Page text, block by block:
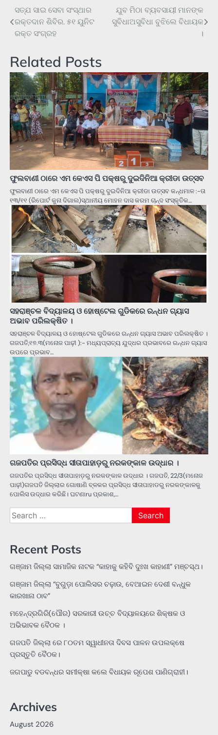
Post
navigation
ସତ୍ଯ ସାଇ ସେବା ସଂସ୍ଥାର
ରକ୍ତଦାନ ଶିବିର. ୫୧ ୟୁନିଟ
ରକ୍ତ ସଂଗ୍ରହ
ଯୁବ ମିଠା ବ୍ୟବସାୟୀ ମାନଙ୍କ
ସୁବିଧାଅସୁବିଧା ବୁଝିଲେ ବିଧାୟକ
।
Related Posts
ଫୁଲବାଣୀ ଠାରେ ଏମ କେଏସ ପି ପକ୍ଷରୁ ଦୁଇଦିନିଆ କ୍ରୀଡା ଉତ୍ସବ
ଫୁଲବାଣୀ ଠାରେ ଏମ କେଏସ ପି ପକ୍ଷରୁ ଦୁଇଦିନିଆ କ୍ରୀଡା ଉତ୍ସବ କନ୍ଧମାଳ :-ତା
୧୩/୧୧ (ରିପୋର୍ଟ କୁନା ଦିଗାଲ)ସ୍ଥାନୀୟ ମୋହନ ଦାସ କରମ ଚାନ୍ଦ ସଂସ୍କୃତିକ…
ସହରାଞ୍ଚଳ ବିଦ୍ୟାଳୟ ଓ ହୋଷ୍ଟେଲ ଗୁଡିକରେ ରନ୍ଧନ ଗ୍ୟାସ
ଅଭାବ ପରିଲକ୍ଷିତ ।
ସହରାଞ୍ଚଳ ବିଦ୍ୟାଳୟ ଓ ହୋଷ୍ଟେଲ ଗୁଡିକରେ ରନ୍ଧନ ଗ୍ୟାସ ଅଭାବ ପରିଲକ୍ଷିତ ।
ଗଜପତି,୧୭.୩(ମନୋଜ ପାଢ଼ୀ ):- ମଧ୍ୟପ୍ରାଚ୍ୟ ଯୁଦ୍ଧର ପ୍ରଭାବରେ ରନ୍ଧନ ଗ୍ୟାସ
ଉପରେ ପ୍ରଭାବ…
ଗଜପତିର ପ୍ରସିଦ୍ଧ ସୀତାପାହାଡ଼ରୁ ନରକଙ୍କାଳ ଉଦ୍ଧାର ।
ଗଜପତିର ପ୍ରସିଦ୍ଧ ସୀତାପାହାଡ଼ରୁ ନରକଙ୍କାଳ ଉଦ୍ଧାର । ଗଜପତି, 22/3(ମନୋଜ
ପାଢ଼ୀ)ଗଜପତି ଜିଲ୍ଲାର ଗୋଷାଣି ବ୍ଳକର ପ୍ରସିଦ୍ଧ ସୀତାପାହାଡରୁ ନରକଙ୍କାଳକୁ
ପୋଲିସ ଉଦ୍ଧାର କରିଛି। ଘଟଣାru ପ୍ରକାଶ,…
Search
for:
Recent Posts
ଗଞ୍ଜାମ ଜିଲ୍ଲା ସାମାଜିକ ନାଟକ “କାହାକୁ କହିବି ଦୁଃଖ କାହାଣୀ” ମଞ୍ଚସ୍ଥ।
ଗଞ୍ଜାମ ଜିଲ୍ଲା “ବୁଗୁଡ଼ା ପୋଲିସର ଚଢ଼ାଉ, ବେଆଇନ ଦେଶୀ ବନ୍ଧୁକ
କାରଖାନା ଠାବ”
ମହେନ୍ଦ୍ରଗିରି(ପୌର) ସରକାରୀ ଉଚ୍ଚ ବିଦ୍ୟାଳୟରେ ଶିକ୍ଷକ ଓ
ଅଭିଭାବକ ବୈଠକ ।
ଗଜପତି ଜିଲ୍ଲା ରେ ୮୦ତମ ସ୍ୱାଧୀନତା ଦିବସ ପାଳନ ଉପଲକ୍ଷେ
ପ୍ରସ୍ତୁତି ବୈଠକ।
ଜଗପାଡୁ ବଡବନ୍ଧର ସମୀକ୍ଷା କଲେ ବିଧାୟକ ରୂପେଶ ପାଣିଗ୍ରାହୀ।
Archives
August 2026